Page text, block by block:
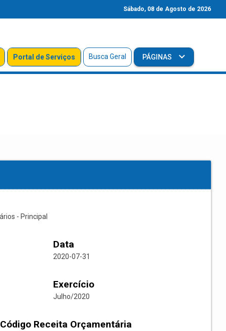
Sábado, 08 de Agosto de 2026
Portal de Serviços Busca Geral PÁGINAS
- Principal
Data
2020-07-31
Exercício
Julho/2020
Código Receita Orçamentária